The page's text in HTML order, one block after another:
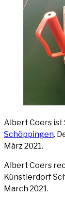
Albert Coers ist
Schöp­pin­gen.
März 2021.
Albert Coers
Künst­ler­dorf
March 2021.